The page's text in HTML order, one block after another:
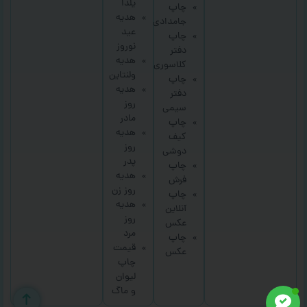
چاپ
جامدادی
چاپ
دفتر
کلاسوری
چاپ
دفتر
سیمی
چاپ
کیف
دوشی
چاپ
فرش
چاپ
آنلاین
عکس
چاپ
عکس
یلدا
هدیه
عید
نوروز
هدیه
ولنتاین
هدیه
روز
مادر
هدیه
روز
پدر
هدیه
روز زن
هدیه
روز
مرد
قیمت
چاپ
لیوان
و ماگ